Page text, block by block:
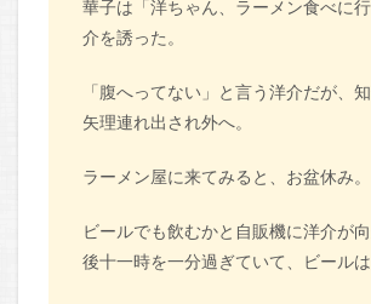
華子は「洋ちゃん、ラーメン食べに
介を誘った。
「腹へってない」と言う洋介だが、
矢理連れ出され外へ。
ラーメン屋に来てみると、お盆休み。
ビールでも飲むかと自販機に洋介が
後十一時を一分過ぎていて、ビールは